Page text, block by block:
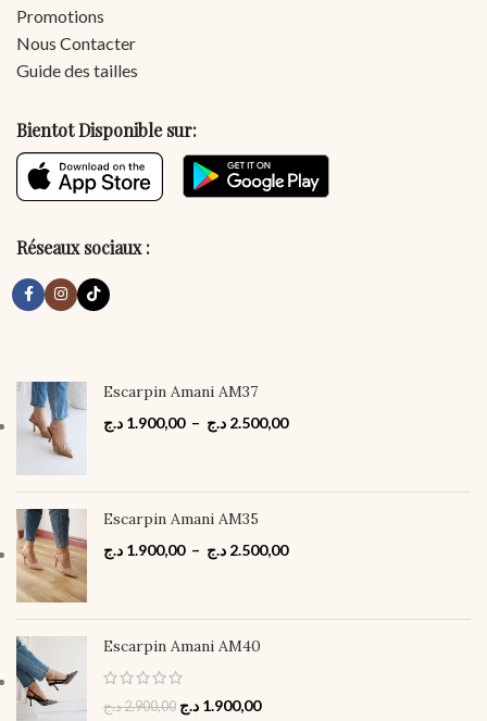
Promotions
Nous Contacter
Guide des tailles
Bientot Disponible sur:
Réseaux sociaux :
Escarpin Amani AM37
1.900,00 د.ج – 2.500,00 د.ج
Escarpin Amani AM35
1.900,00 د.ج – 2.500,00 د.ج
Escarpin Amani AM40
2.900,00د.ج 1.900,00 د.ج